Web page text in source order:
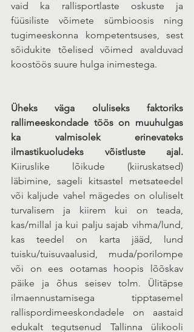
vaid ka rallisportlaste oskuste ja
füüsiliste võimete sümbioosis ning
tugimeeskonna kompetentsuses, sest
sõidukite tõelised võimed avalduvad
koostöös suure hulga inimestega.
Üheks väga oluliseks faktoriks
rallimeeskondade töös on muuhulgas
ka valmisolek erinevateks
Kiiruslike lõikude (kiiruskatsed)
läbimine, sageli kitsastel metsateedel
või kaljude vahel mägedes on oluliselt
turvalisem ja kiirem kui on teada,
kas/millal ja kui palju sajab vihma/lund,
kas teedel on karta jääd, lund
tuisku/tuisuvaalusid, muda/porilompe
või on ees ootamas hoopis lõõskav
päike ja õhus seisev tolm. Ülitäpse
ilmaennustamisega tipptasemel
rallispordimeeskondadele on aastaid
edukalt tegutsenud Tallinna ülikooli